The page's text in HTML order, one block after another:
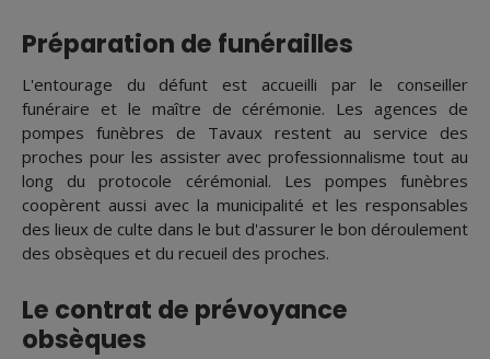
Préparation de funérailles
L'entourage du défunt est accueilli par le conseiller
funéraire et le maître de cérémonie. Les agences de
pompes funèbres de Tavaux restent au service des
proches pour les assister avec professionnalisme tout au
long du protocole cérémonial. Les pompes funèbres
coopèrent aussi avec la municipalité et les responsables
des lieux de culte dans le but d'assurer le bon déroulement
des obsèques et du recueil des proches.
Le contrat de prévoyance
obsèques